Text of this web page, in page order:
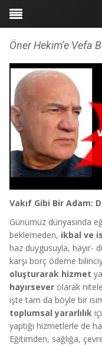
Öner Hekim’e Vefa
Vakıf Gibi Bir Adam:
Günümüz dünyasında
beklemeden, ikbal ve
haz duygusuyla, hayır-
karşı borç ödeme
oluşturarak hizmet
hayırsever olarak
işte tam da böyle bir
toplumsal yararlılık
yaptığı hizmetlerle de
Eğitimden, sağlığa,